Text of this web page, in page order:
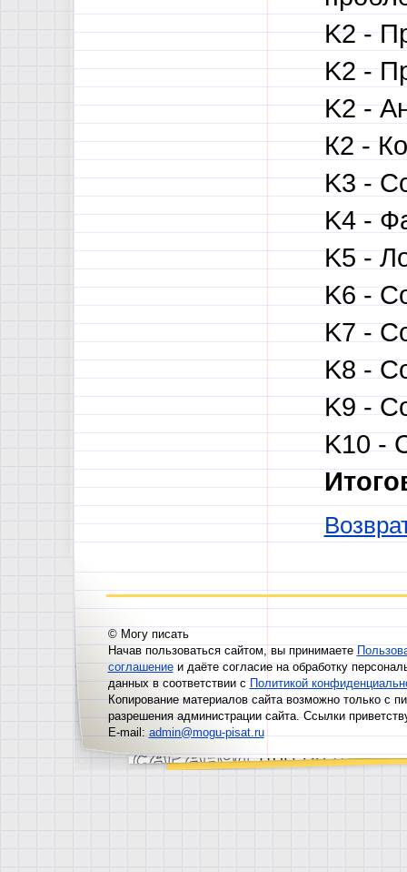
K2 -
K2 -
K2 -
К2 -
K3 -
K4 -
K5 -
K6 -
K7 -
K8 -
K9 -
K10 -
© Могу писать
Начав пользоваться сайтом, вы принимаете
соглашениеи даёте согласие на обработку
данных в соответствии сПолитикой
Копирование материалов сайта возможно только с
разрешения администрации сайта. Ссылки
E-mail:admin@mogu-pisat.ru